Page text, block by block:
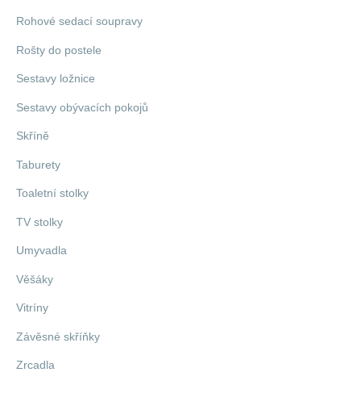
Rohové sedací soupravy
Rošty do postele
Sestavy ložnice
Sestavy obývacích pokojů
Skříně
Taburety
Toaletní stolky
TV stolky
Umyvadla
Věšáky
Vitríny
Závěsné skříňky
Zrcadla